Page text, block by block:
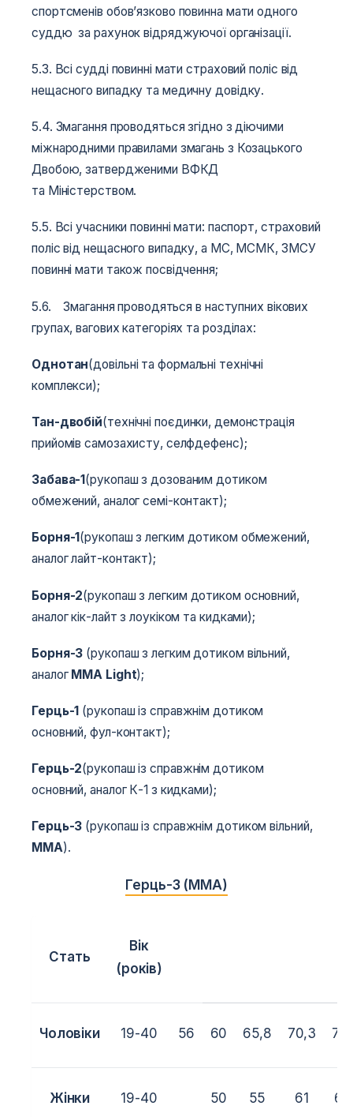
спортсменів обов’язково повинна мати одного
суддю за рахунок відряджуючої організації.
5.3. Всі судді повинні мати страховий поліс від
нещасного випадку та медичну довідку.
5.4. Змагання проводяться згідно з діючими
міжнародними правилами змагань з Козацького
Двобою, затвердженими ВФКД
та Міністерством.
5.5. Всі учасники повинні мати: паспорт, страховий
поліс від нещасного випадку, а МС, МСМК, ЗМСУ
повинні мати також посвідчення;
5.6. Змагання проводяться в наступних вікових
групах, вагових категоріях та розділах:
Однотан(довільні та формальні технічні
комплекси);
Тан-двобій(технічні поєдинки, демонстрація
прийомів самозахисту, селфдефенс);
Забава-1 (рукопаш з дозованим дотиком
обмежений, аналог семі-контакт);
Борня-1 (рукопаш з легким дотиком обмежений,
аналог лайт-контакт);
Борня-2(рукопаш з легким дотиком основний,
аналог кік-лайт з лоукіком та кидками);
Борня-3 (рукопаш з легким дотиком вільний,
аналог MMA Light);
Герць-1 (рукопаш із справжнім дотиком
основний, фул-контакт);
Герць-2(рукопаш із справжнім дотиком
основний, аналог К-1 з кидками);
Герць-3 (рукопаш із справжнім дотиком вільний,
MMA).
Герць-3 (ММА)
Стать
Вік
(років)
Чоловіки 19-40 56 60 65,8 70,3
Жінки 19-40 50 55 61 68